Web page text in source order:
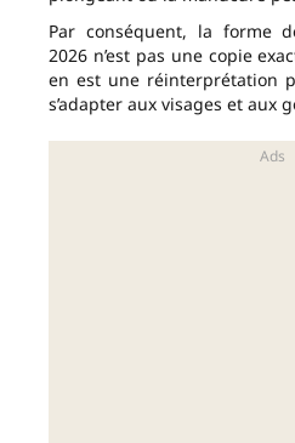
Par conséquent, la forme
2026 n’est pas une copie
en est une réinterprétation
s’adapter aux visages et aux